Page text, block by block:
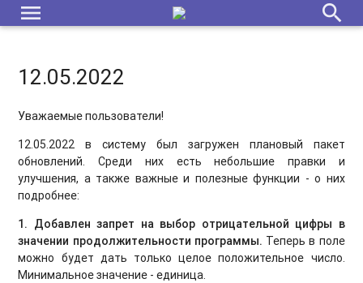
menu search
12.05.2022
Уважаемые пользователи!
12.05.2022 в систему был загружен плановый пакет
обновлений. Среди них есть небольшие правки и
улучшения, а также важные и полезные функции - о них
подробнее:
1. Добавлен запрет на выбор отрицательной цифры в
значении продолжительности программы. Теперь в поле
можно будет дать только целое положительное число.
Минимальное значение - единица.